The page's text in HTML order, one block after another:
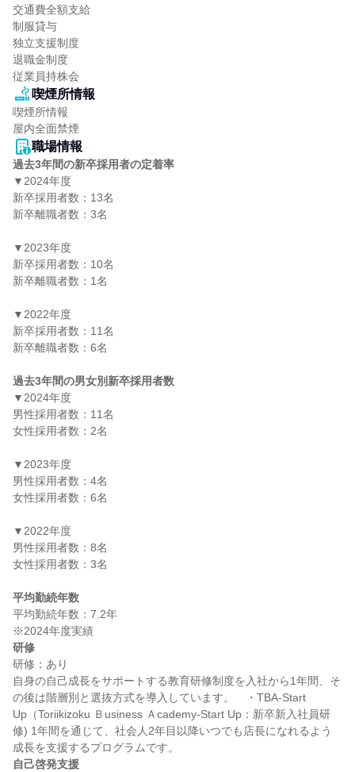
交通費全額支給
制服貸与
独立支援制度
退職金制度
従業員持株会
喫煙所情報
喫煙所情報
屋内全面禁煙
職場情報
過去3年間の新卒採用者の定着率
▼2024年度
新卒採用者数：13名
新卒離職者数：3名
▼2023年度
新卒採用者数：10名
新卒離職者数：1名
▼2022年度
新卒採用者数：11名
新卒離職者数：6名
過去3年間の男女別新卒採用者数
▼2024年度
男性採用者数：11名
女性採用者数：2名
▼2023年度
男性採用者数：4名
女性採用者数：6名
▼2022年度
男性採用者数：8名
女性採用者数：3名
平均勤続年数
平均勤続年数：7.2年
研修
研修：あり
自身の自己成長をサポートする教育研修制度を入社から1年間、そ
の後は階層別と選抜方式を導入しています。　・TBA-Start
Up（Toriikizoku Ｂusiness Ａcademy-Start Up：新卒新入社員研
修) 1年間を通じて、社会人2年目以降いつでも店長になれるよう
自己啓発支援